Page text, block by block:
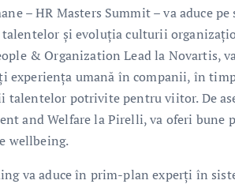
– HR Masters Summit – va aduce
și evoluția culturii
& Organization Lead la Novartis,
umană în companii, în
talentelor potrivite pentru viitor. De
and Welfare la Pirelli, va oferi bune
wellbeing.
va aduce în prim-plan experți în